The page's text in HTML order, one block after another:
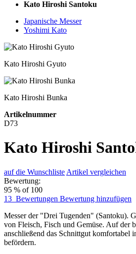
Kato Hiroshi Santoku
Japanische Messer
Yoshimi Kato
Kato Hiroshi Gyuto
Kato Hiroshi Bunka
Artikelnummer
D73
Kato Hiroshi
auf die Wunschliste Artikel vergleichen
Bewertung:
95 % of 100
13 Bewertungen Bewertung hinzufügen
Messer der "Drei Tugenden" (Santoku).
von Fleisch, Fisch und Gemüse. Auf der
anschließend das Schnittgut komfortabel
befördern.